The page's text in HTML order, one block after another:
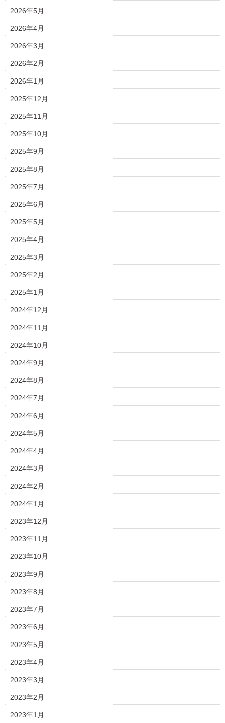
2026年5月
2026年4月
2026年3月
2026年2月
2026年1月
2025年12月
2025年11月
2025年10月
2025年9月
2025年8月
2025年7月
2025年6月
2025年5月
2025年4月
2025年3月
2025年2月
2025年1月
2024年12月
2024年11月
2024年10月
2024年9月
2024年8月
2024年7月
2024年6月
2024年5月
2024年4月
2024年3月
2024年2月
2024年1月
2023年12月
2023年11月
2023年10月
2023年9月
2023年8月
2023年7月
2023年6月
2023年5月
2023年4月
2023年3月
2023年2月
2023年1月